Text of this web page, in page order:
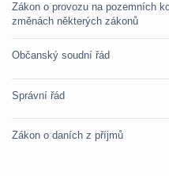
Zákon o provozu na pozemních
změnách některých zákonů
Občanský soudní řád
Správní řád
Zákon o daních z příjmů